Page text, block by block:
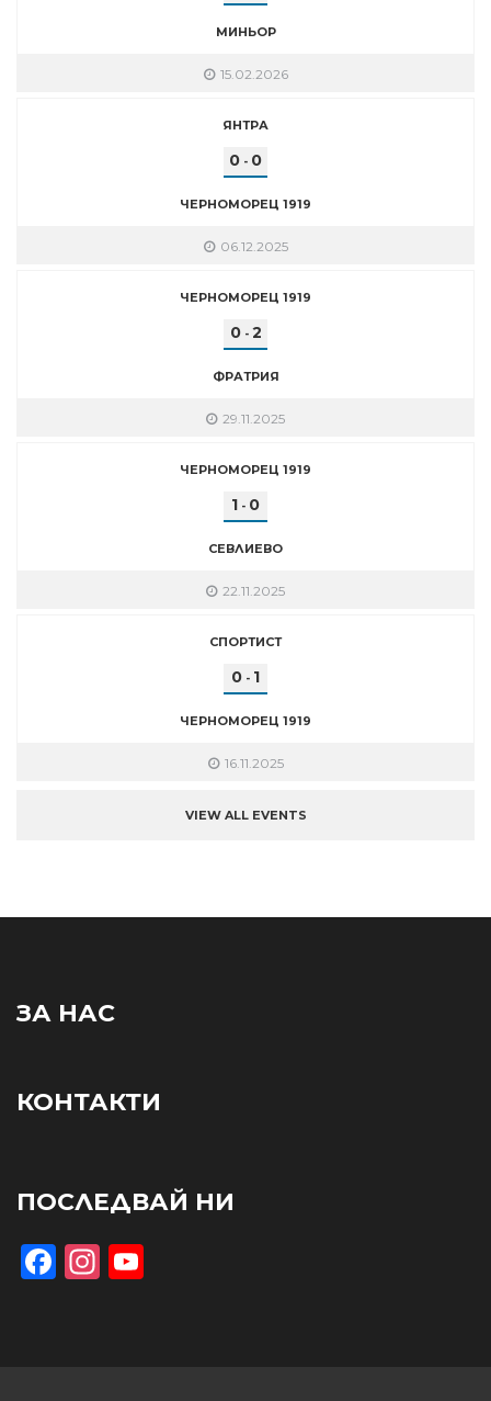
МИНЬОР
15.02.2026
ЯНТРА
0 - 0
ЧЕРНОМОРЕЦ 1919
06.12.2025
ЧЕРНОМОРЕЦ 1919
0- 2
ФРАТРИЯ
29.11.2025
ЧЕРНОМОРЕЦ 1919
1 - 0
СЕВЛИЕВО
22.11.2025
СПОРТИСТ
0 - 1
ЧЕРНОМОРЕЦ 1919
16.11.2025
VIEW ALL EVENTS
ЗА НАС
КОНТАКТИ
ПОСЛЕДВАЙ НИ
Facebook
Instagram